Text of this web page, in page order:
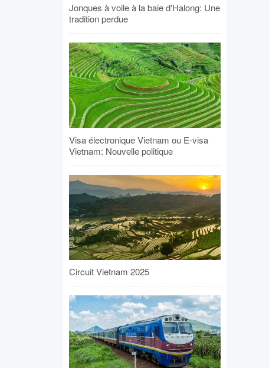
Jonques à voile à la baie d'Halong: Une
tradition perdue
Visa électronique Vietnam ou E-visa
Vietnam: Nouvelle politique
Circuit Vietnam 2025